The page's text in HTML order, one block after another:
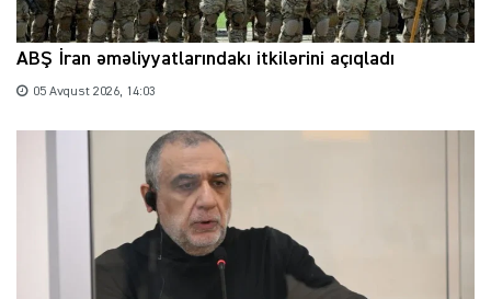
ABŞ İran əməliyyatlarındakı itkilərini açıqladı
05 Avqust 2026, 14:03